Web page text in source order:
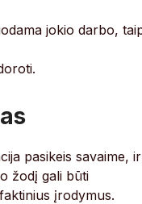
jokio darbo,
pasikeis savaime, ir
žodį gali būti
įrodymus.